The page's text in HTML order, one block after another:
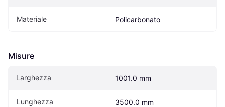
Materiale Policarbonato
Misure
Larghezza 1001.0 mm
Lunghezza 3500.0 mm